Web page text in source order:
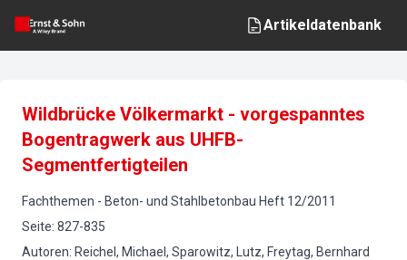
Artikeldatenbank
Wildbrücke Völkermarkt - vorgespanntes
Bogentragwerk aus UHFB-
Segmentfertigteilen
Fachthemen - Beton- und Stahlbetonbau Heft 12/2011
Seite: 827-835
Autoren: Reichel, Michael, Sparowitz, Lutz, Freytag, Bernhard